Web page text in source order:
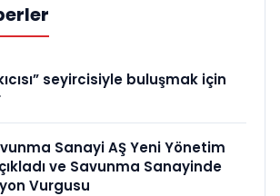
seyircisiyle buluşmak için
Sanayi AŞ Yeni Yönetim
ve Savunma Sanayinde
Vurgusu